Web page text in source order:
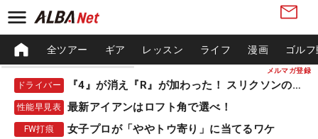
メルマガ登録
全ツアー ギア レッスン ライフ 漫画 ゴル
ドライバー 『4』が消え『R』が加わった！ スリクソンの新作
性能早見表 最新アイアンはロフト角で選べ！
FW打痕 女子プロが「ややトウ寄り」に当てるワケ